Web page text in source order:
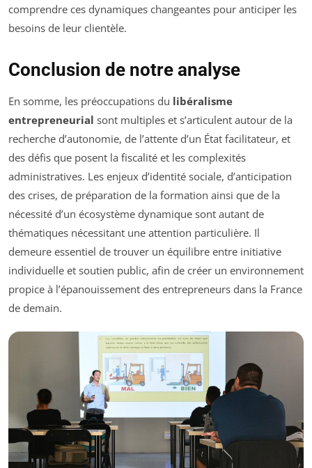
comprendre ces dynamiques changeantes pour anticiper les
besoins de leur clientèle.
Conclusion de notre analyse
En somme, les préoccupations du libéralisme
entrepreneurial sont multiples et s’articulent autour de la
recherche d’autonomie, de l’attente d’un État facilitateur, et
des défis que posent la fiscalité et les complexités
administratives. Les enjeux d’identité sociale, d’anticipation
des crises, de préparation de la formation ainsi que de la
nécessité d’un écosystème dynamique sont autant de
thématiques nécessitant une attention particulière. Il
demeure essentiel de trouver un équilibre entre initiative
individuelle et soutien public, afin de créer un environnement
propice à l’épanouissement des entrepreneurs dans la France
de demain.